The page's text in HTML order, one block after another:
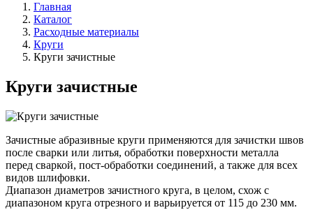
Главная
Каталог
Расходные материалы
Круги
Круги зачистные
Круги зачистные
Зачистные абразивные круги применяются для зачистки швов
после сварки или литья, обработки поверхности металла
перед сваркой, пост-обработки соединений, а также для всех
видов шлифовки.
Диапазон диаметров зачистного круга, в целом, схож с
диапазоном круга отрезного и варьируется от 115 до 230 мм.